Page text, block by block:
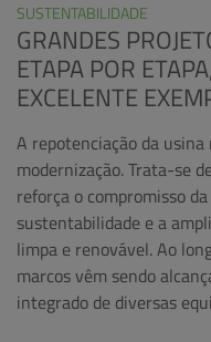
SUSTENTABILIDADE
GRANDES
ETAPA POR
EXCELENTE
A repotenciação da
modernização. Trata-se
reforça o compromisso
sustentabilidade e a
limpa e renovável. Ao
marcos vêm sendo
integrado de diversas